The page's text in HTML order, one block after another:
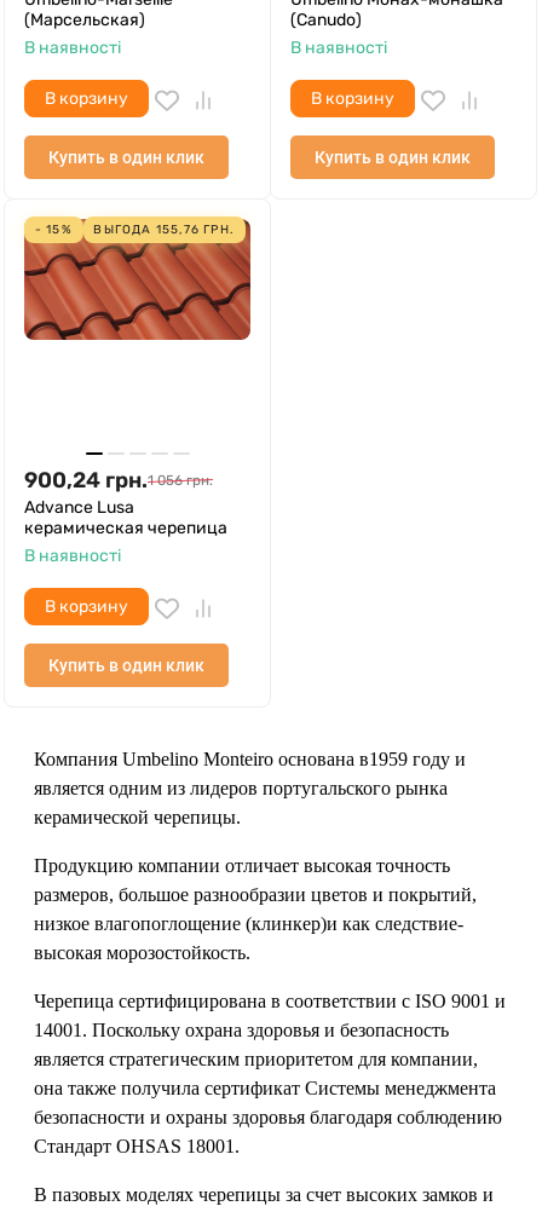
(Марсельская)
В наявності
В корзину
Купить в один клик
(Canudo)
В наявності
В корзину
Купить в один клик
- 15% ВЫГОДА 155,76 ГРН.
900,24 грн.1 056 грн.
Advance Lusa
керамическая черепица
В наявності
В корзину
Купить в один клик
Компания Umbelino Monteiro основана в1959 году и
является одним из лидеров португальского рынка
керамической черепицы.
Продукцию компании отличает высокая точность
размеров, большое разнообразии цветов и покрытий,
низкое влагопоглощение (клинкер)и как следствие-
высокая морозостойкость.
Черепица сертифицирована в соответствии с ISO 9001 и
14001. Поскольку охрана здоровья и безопасность
является стратегическим приоритетом для компании,
она также получила сертификат Системы менеджмента
безопасности и охраны здоровья благодаря соблюдению
Стандарт OHSAS 18001.
В пазовых моделях черепицы за счет высоких замков и